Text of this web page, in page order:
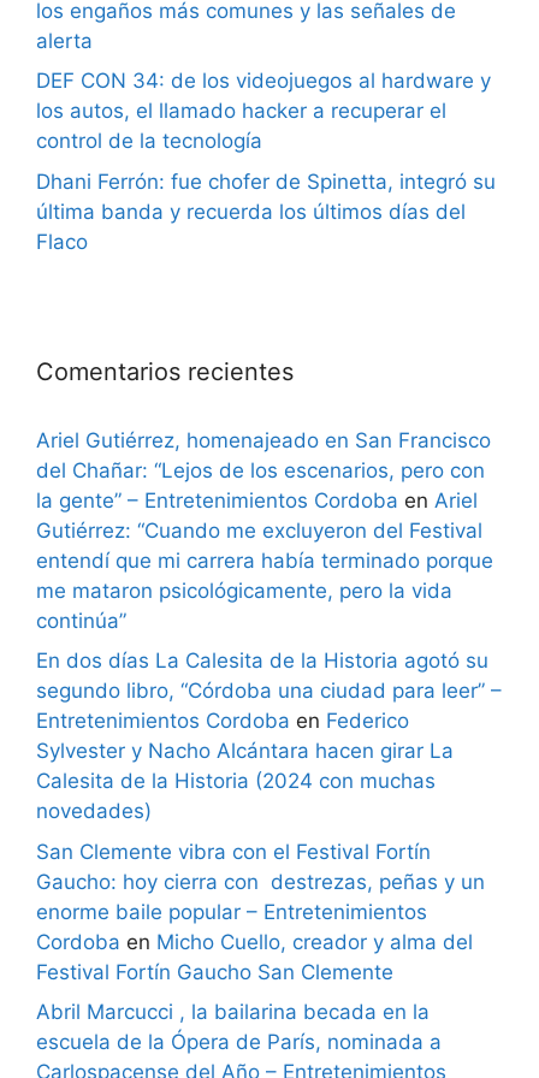
los engaños más comunes y las señales de
alerta
DEF CON 34: de los videojuegos al hardware y
los autos, el llamado hacker a recuperar el
control de la tecnología
Dhani Ferrón: fue chofer de Spinetta, integró su
última banda y recuerda los últimos días del
Flaco
Comentarios recientes
Ariel Gutiérrez, homenajeado en San Francisco
del Chañar: “Lejos de los escenarios, pero con
la gente” – Entretenimientos Cordoba en Ariel
Gutiérrez: “Cuando me excluyeron del Festival
entendí que mi carrera había terminado porque
me mataron psicológicamente, pero la vida
continúa”
En dos días La Calesita de la Historia agotó su
segundo libro, “Córdoba una ciudad para leer” –
Entretenimientos Cordoba en Federico
Sylvester y Nacho Alcántara hacen girar La
Calesita de la Historia (2024 con muchas
novedades)
San Clemente vibra con el Festival Fortín
Gaucho: hoy cierra con destrezas, peñas y un
enorme baile popular – Entretenimientos
Cordoba en Micho Cuello, creador y alma del
Festival Fortín Gaucho San Clemente
Abril Marcucci , la bailarina becada en la
escuela de la Ópera de París, nominada a
Carlospacense del Año – Entretenimientos